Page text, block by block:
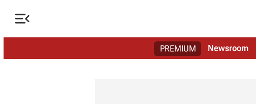

PREMIUM Newsroom